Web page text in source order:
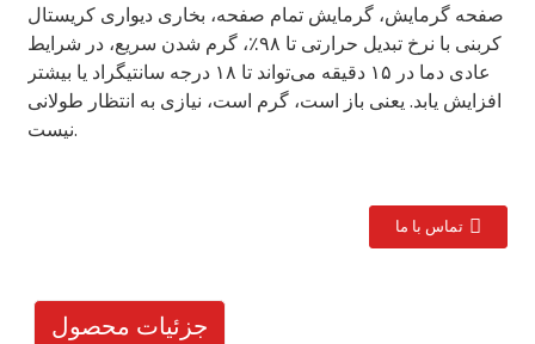
صفحه گرمایش، گرمایش تمام صفحه، بخاری دیواری کریستال
کربنی با نرخ تبدیل حرارتی تا ۹۸٪، گرم شدن سریع، در شرایط
عادی دما در ۱۵ دقیقه می‌تواند تا ۱۸ درجه سانتیگراد یا بیشتر
افزایش یابد. یعنی باز است، گرم است، نیازی به انتظار طولانی
نیست.
تماس با ما
جزئیات محصول